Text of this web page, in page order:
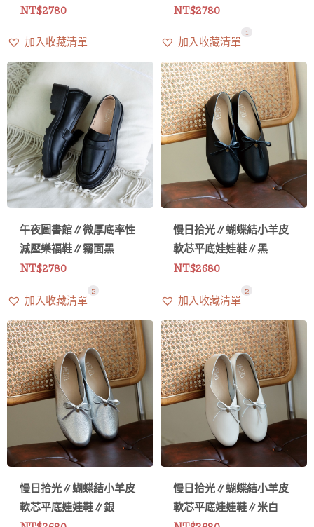
NT$2780
加入收藏清單
NT$2780
加入收藏清單
1
午夜圖書館∥微厚底率性
減壓樂福鞋∥霧面黑
NT$2780
加入收藏清單
2
慢日拾光∥蝴蝶結小羊皮
軟芯平底娃娃鞋∥黑
NT$2680
加入收藏清單
2
慢日拾光∥蝴蝶結小羊皮
軟芯平底娃娃鞋∥銀
慢日拾光∥蝴蝶結小羊皮
軟芯平底娃娃鞋∥米白